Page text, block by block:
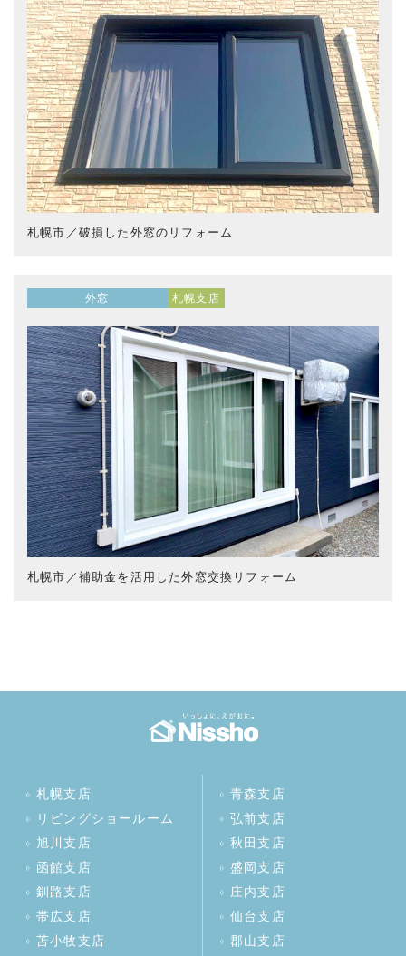
札幌市／破損した外窓のリフォーム
外窓 札幌支店
札幌市／補助金を活用した外窓交換リフォーム
札幌支店
リビングショールーム
旭川支店
函館支店
釧路支店
帯広支店
苫小牧支店
青森支店
弘前支店
秋田支店
盛岡支店
庄内支店
仙台支店
郡山支店